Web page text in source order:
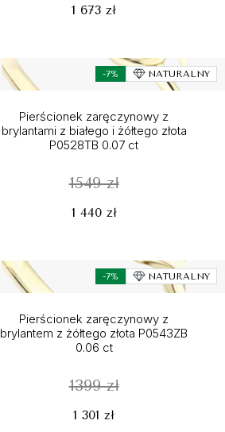
1 673 zł
-7% NATURALNY
Pierścionek zaręczynowy z
brylantami z białego i żółtego złota
P0528TB 0.07 ct
1549 zł
1 440 zł
-7% NATURALNY
Pierścionek zaręczynowy z
brylantem z żółtego złota P0543ZB
0.06 ct
1399 zł
1 301 zł